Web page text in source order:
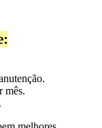
mês.
.